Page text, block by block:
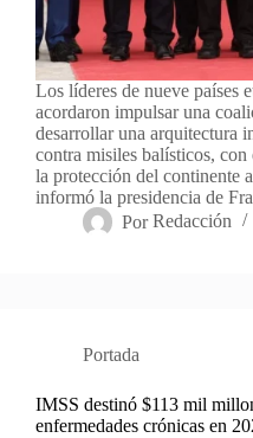
Los líderes de nueve países
acordaron impulsar una
desarrollar una arquitectura
contra misiles balísticos,
la protección del continente
informó la presidencia de
Por Redacción
Portada
IMSS destinó $113 mil
enfermedades crónicas en